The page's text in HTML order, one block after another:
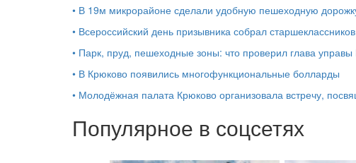
• В 19м микрорайоне сделали удобную пешеходную
• Всероссийский день призывника собрал
• Парк, пруд, пешеходные зоны: что проверил глава
• В Крюково появились многофункциональные болларды
• Молодёжная палата Крюково организовала встречу,
Популярное в соцсетях